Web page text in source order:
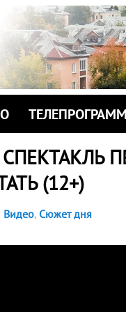
(12+)
Видео, Сюжет дня